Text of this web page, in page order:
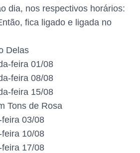
dia, nos respectivos horários:
fica ligado e ligada no
Delas
feira 01/08
feira 08/08
feira 15/08
Tons de Rosa
03/08
10/08
17/08